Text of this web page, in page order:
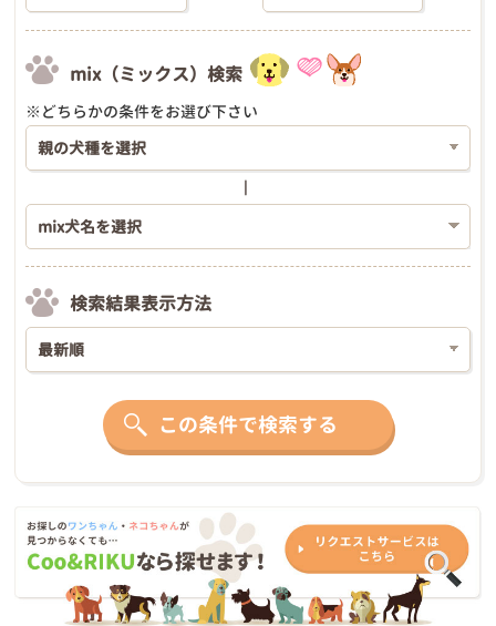
mix（ミックス）検索
※どちらかの条件をお選び下さい
検索結果表示方法
この条件で検索する